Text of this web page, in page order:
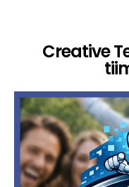
Creative